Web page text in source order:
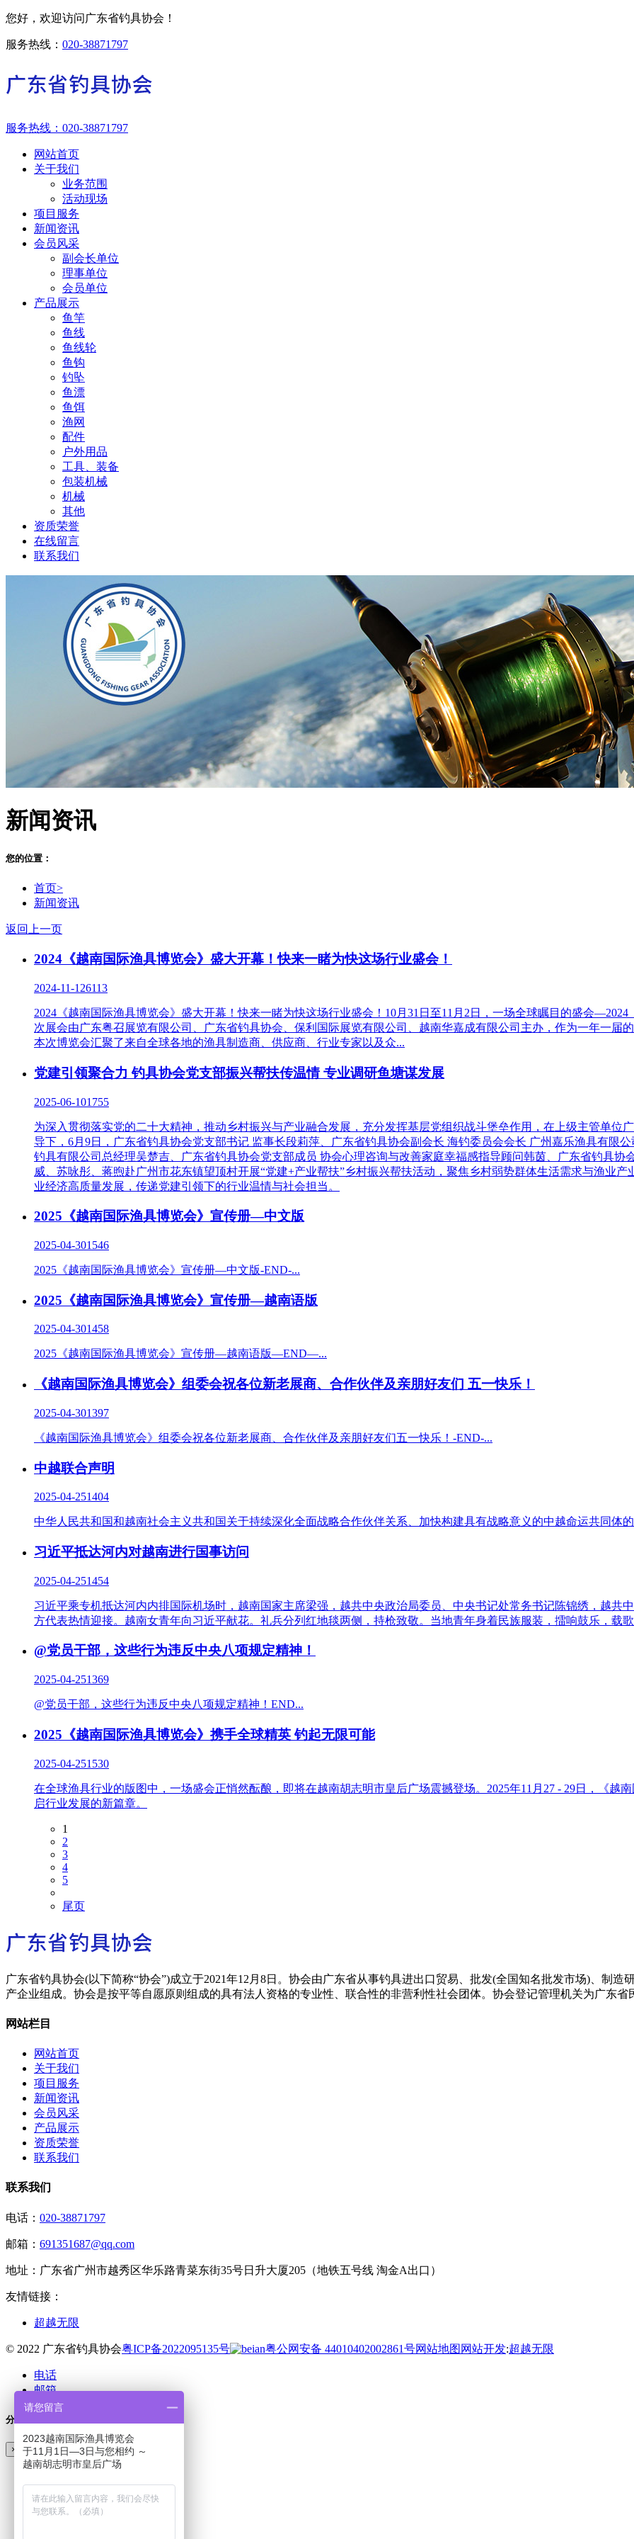
您好，欢迎访问广东省钓具协会！
服务热线： 020-38871797
服务热线： 020-38871797
网站首页
关于我们
业务范围
活动现场
项目服务
新闻资讯
会员风采
副会长单位
理事单位
会员单位
产品展示
鱼竿
鱼线
鱼线轮
鱼钩
钓坠
鱼漂
鱼饵
渔网
配件
户外用品
工具、装备
包装机械
机械
其他
资质荣誉
在线留言
联系我们
新闻资讯
您的位置：
首页>
新闻资讯
返回上一页
2024《越南国际渔具博览会》盛大开幕！快来一睹为快这场行业盛会！
2024-11-126113
2024《越南国际渔具博览会》盛大开幕！快来一睹为快这场行业盛会！10月31日至11月2日，一场全球瞩目的盛会
次展会由广东粤召展览有限公司、广东省钓具协会、保利国际展览有限公司、越南华嘉成有限公司主办，作为一年一届
本次博览会汇聚了来自全球各地的渔具制造商、供应商、行业专家以及众...
党建引领聚合力 钓具协会党支部振兴帮扶传温情 专业调研鱼塘谋发展
2025-06-101755
为深入贯彻落实党的二十大精神，推动乡村振兴与产业融合发展，充分发挥基层党组织战斗堡垒作用，在上级主管单位
导下，6月9日，广东省钓具协会党支部书记 监事长段莉萍、广东省钓具协会副会长 海钓委员会会长 广州嘉乐渔具有限
钓具有限公司总经理吴楚吉、广东省钓具协会党支部成员 协会心理咨询与改善家庭幸福感指导顾问韩茵、广东省钓具
威、苏咏彤、蒋煦赴广州市花东镇望顶村开展“党建+产业帮扶”乡村振兴帮扶活动，聚焦乡村弱势群体生活需求与渔业
业经济高质量发展，传递党建引领下的行业温情与社会担当。
2025《越南国际渔具博览会》宣传册—中文版
2025-04-301546
2025《越南国际渔具博览会》宣传册—中文版-END-...
2025《越南国际渔具博览会》宣传册—越南语版
2025-04-301458
2025《越南国际渔具博览会》宣传册—越南语版—END—...
《越南国际渔具博览会》组委会祝各位新老展商、合作伙伴及亲朋好友们 五一快乐！
2025-04-301397
《越南国际渔具博览会》组委会祝各位新老展商、合作伙伴及亲朋好友们五一快乐！-END-...
中越联合声明
2025-04-251404
中华人民共和国和越南社会主义共和国关于持续深化全面战略合作伙伴关系、加快构建具有战略意义的中越命运共同体
习近平抵达河内对越南进行国事访问
2025-04-251454
习近平乘专机抵达河内内排国际机场时，越南国家主席梁强，越共中央政治局委员、中央书记处常务书记陈锦绣，越共
方代表热情迎接。越南女青年向习近平献花。礼兵分列红地毯两侧，持枪致敬。当地青年身着民族服装，擂响鼓乐，载
@党员干部，这些行为违反中央八项规定精神！
2025-04-251369
@党员干部，这些行为违反中央八项规定精神！END...
2025《越南国际渔具博览会》携手全球精英 钓起无限可能
2025-04-251530
在全球渔具行业的版图中，一场盛会正悄然酝酿，即将在越南胡志明市皇后广场震撼登场。2025年11月27 - 29日，《越
启行业发展的新篇章。
1
2
3
4
5
尾页
广东省钓具协会(以下简称“协会”)成立于2021年12月8日。协会由广东省从事钓具进出口贸易、批发(全国知名批发市场)、制
产企业组成。协会是按平等自愿原则组成的具有法人资格的专业性、联合性的非营利性社会团体。协会登记管理机关为广东
网站栏目
网站首页
关于我们
项目服务
新闻资讯
会员风采
产品展示
资质荣誉
联系我们
联系我们
电话： 020-38871797
邮箱： 691351687@qq.com
地址： 广东省广州市越秀区华乐路青菜东街35号日升大厦205（地铁五号线 淘金A出口）
友情链接：
超越无限
© 2022 广东省钓具协会粤ICP备2022095135号 粤公网安备 44010402002861号网站地图 网站开发:超越无限
电话
邮箱
分享
×
请您留言
2023越南国际渔具博览会
于11月1日—3日与您相约 ～
越南胡志明市皇后广场